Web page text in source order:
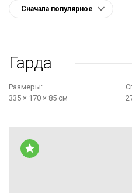
Гарда
Размеры:
335 × 170 × 85 см